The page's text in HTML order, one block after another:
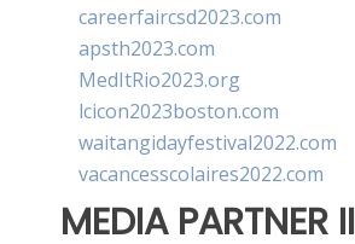
careerfaircsd2023.com
apsth2023.com
MedItRio2023.org
lcicon2023boston.com
waitangidayfestival2022.com
vacancesscolaires2022.com
MEDIA PARTNER II